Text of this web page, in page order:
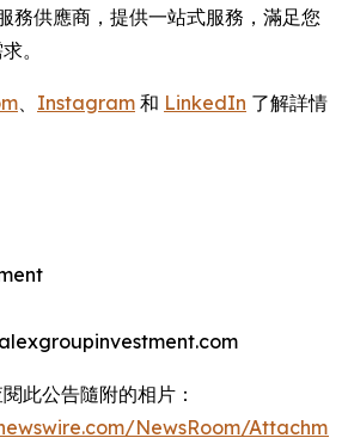
務供應商，提供一站式服務，滿足您
。
Instagram 和 LinkedIn 了解詳情
此公告隨附的相片：
NewsRoom/